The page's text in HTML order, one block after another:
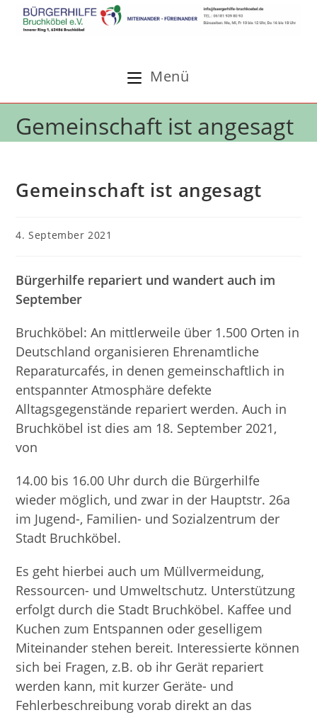
Inhalt
Menü
Gemeinschaft ist angesagt
Gemeinschaft ist angesagt
Beitrag
4. September 2021
Bürgerhilfe repariert und wandert auch im
September
Bruchköbel: An mittlerweile über 1.500 Orten in
Deutschland organisieren Ehrenamtliche
Reparaturcafés, in denen gemeinschaftlich in
entspannter Atmosphäre defekte
Alltagsgegenstände repariert werden. Auch in
Bruchköbel ist dies am 18. September 2021,
von
14.00 bis 16.00 Uhr durch die Bürgerhilfe
wieder möglich, und zwar in der Hauptstr. 26a
im Jugend-, Familien- und Sozialzentrum der
Stadt Bruchköbel.
Es geht hierbei auch um Müllvermeidung,
Ressourcen- und Umweltschutz. Unterstützung
erfolgt durch die Stadt Bruchköbel. Kaffee und
Kuchen zum Entspannen oder geselligem
Miteinander stehen bereit. Interessierte können
sich bei Fragen, z.B. ob ihr Gerät repariert
werden kann, mit kurzer Geräte- und
Fehlerbeschreibung vorab direkt an das